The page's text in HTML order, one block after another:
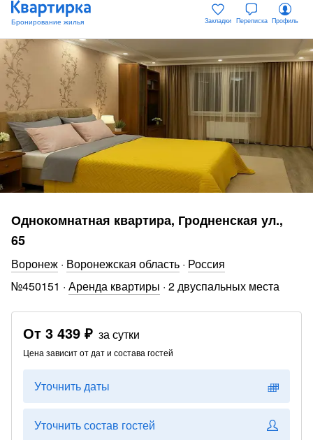
Закладки Переписка Профиль
Однокомнатная квартира, Гродненская ул.,
65
Воронеж · Воронежская область · Россия
№450151 · Аренда квартиры · 2 двуспальных места
От 3 439 ₽ за сутки
Цена зависит от дат и состава гостей
Уточнить даты
Уточнить состав гостей